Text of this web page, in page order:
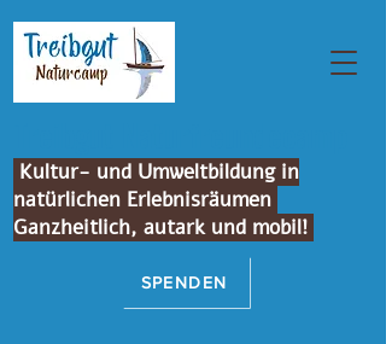
Kultur- und Umweltbildung in
natürlichen Erlebnisräumen
Ganzheitlich, autark und mobil!
SPENDEN